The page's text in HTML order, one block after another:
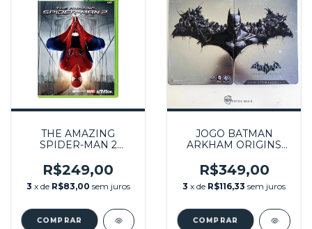
THE AMAZING
SPIDER-MAN 2
360
R$249,00
3 x de R$83,00 sem juros
JOGO BATMAN
ARKHAM ORIGINS
EDITION STEELBOOK
SEMINOVO - XBOX
360
R$349,00
3 x de R$116,33 sem juros